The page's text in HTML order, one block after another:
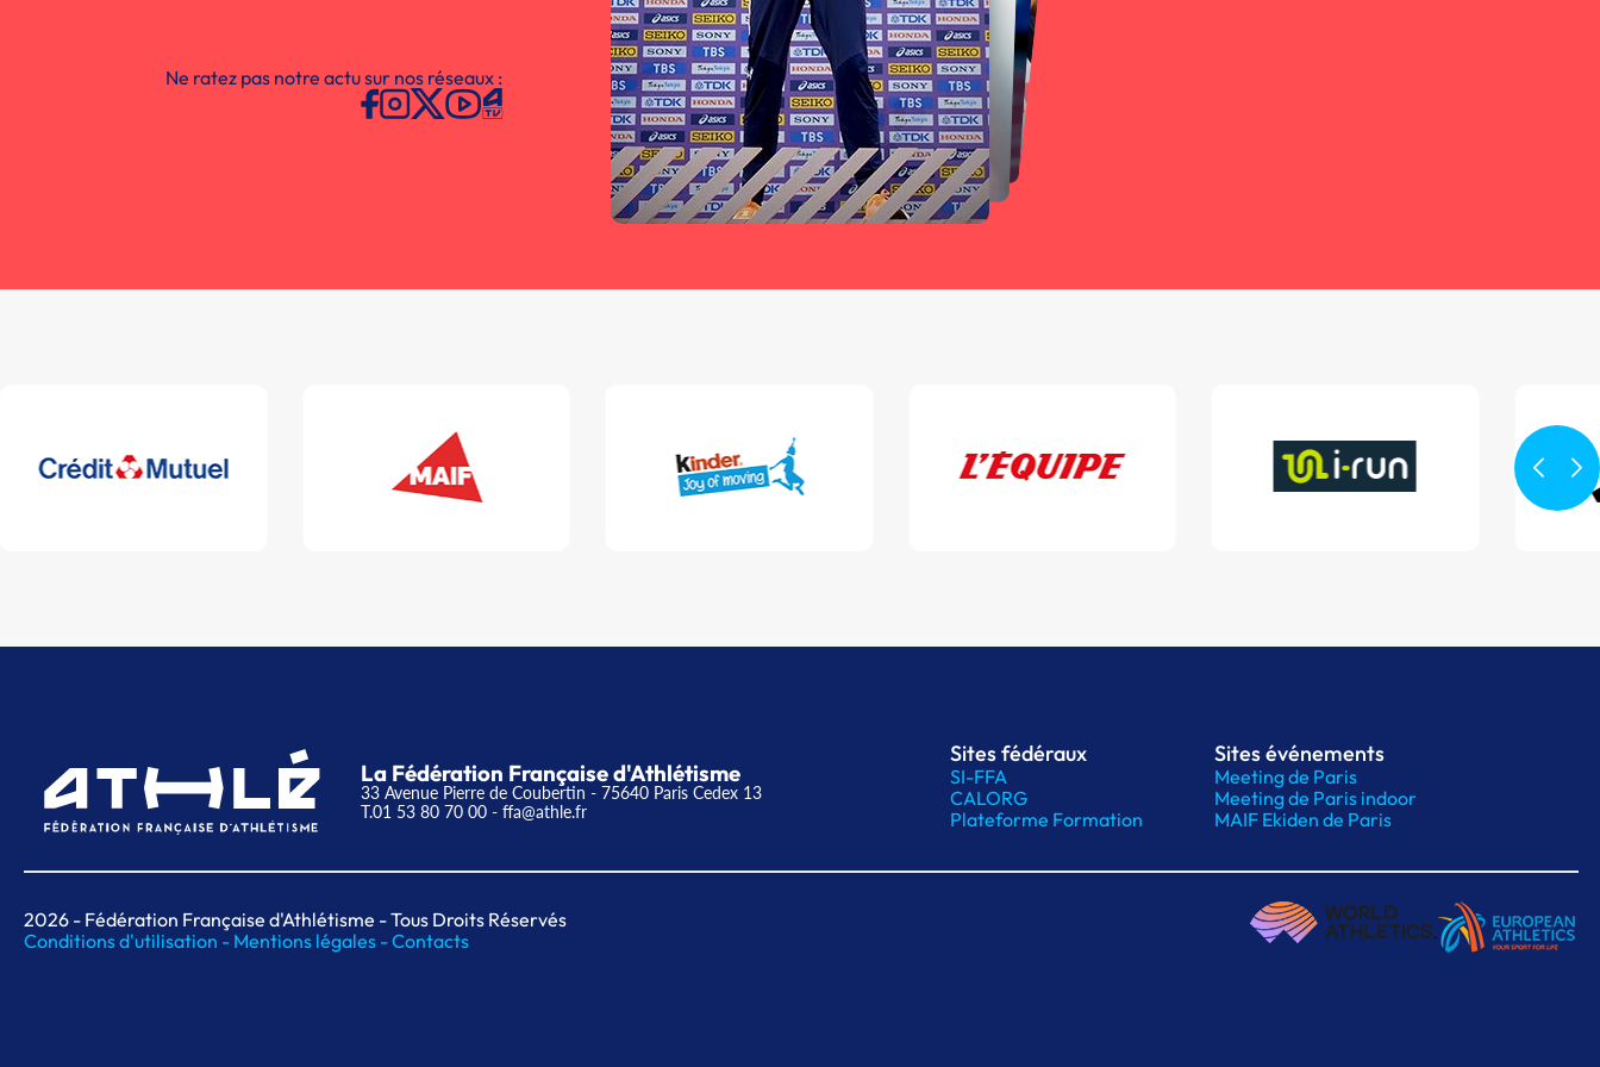
Ne ratez pas notre actu sur nos réseaux :
La Fédération Française d'Athlétisme
33 Avenue Pierre de Coubertin - 75640 Paris Cedex 13
T.01 53 80 70 00 - ffa@athle.fr
Sites fédéraux
SI-FFA
CALORG
Plateforme Formation
Sites événements
Meeting de Paris
Meeting de Paris indoor
MAIF Ekiden de Paris
2026 - Fédération Française d'Athlétisme - Tous Droits Réservés
Conditions d'utilisation - Mentions légales -Contacts